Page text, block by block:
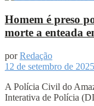
Homem é preso
morte a enteada
por Redação
12 de setembro de 2025
A Polícia Civil do
Interativa de Polícia